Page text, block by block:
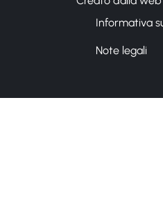
Informativa
Note legali